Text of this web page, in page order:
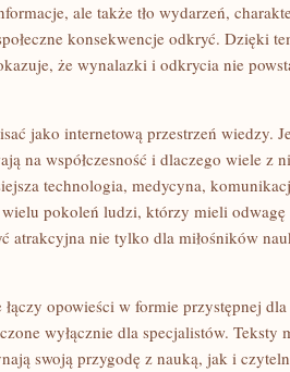
ale także tło wydarzeń,
konsekwencje odkryć. Dzięki
że wynalazki i odkrycia nie
jako internetową przestrzeń wiedzy.
na współczesność i dlaczego wiele z
technologia, medycyna,
pokoleń ludzi, którzy mieli
atrakcyjna nie tylko dla miłośników
opowieści w formie przystępnej
wyłącznie dla specjalistów. Teksty
swoją przygodę z nauką, jak i